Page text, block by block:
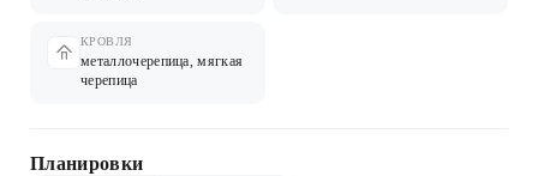
КРОВЛЯ
металлочерепица, мягкая
черепица
Планировки